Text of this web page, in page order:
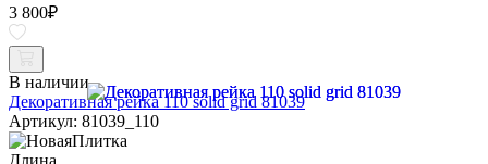
3 800₽
В наличии
Декоративная рейка 110 solid grid 81039
Артикул: 81039_110
Длина